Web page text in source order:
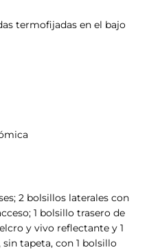
termofijadas en el bajo
2 bolsillos laterales con
1 bolsillo trasero de
y vivo reflectante y 1
tapeta, con 1 bolsillo